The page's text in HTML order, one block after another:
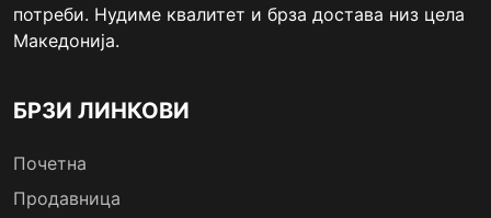
потреби. Нудиме квалитет и брза достава низ цела
Македонија.
БРЗИ ЛИНКОВИ
Почетна
Продавница